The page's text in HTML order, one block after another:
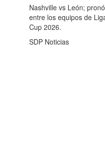
Nashville vs León;
entre los equipos de
Cup 2026.
SDP Noticias